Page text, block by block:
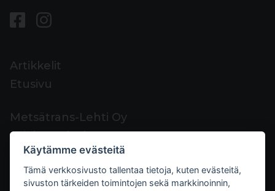
Artikkelit
Etusivu
Metsätrans-Lehti Oy
Asiakaspalvelu
Yhteystiedot
Palaute
Käytämme evästeitä
Tämä verkkosivusto tallentaa tietoja, kuten evästeitä,
sivuston tärkeiden toimintojen sekä markkinoinnin,